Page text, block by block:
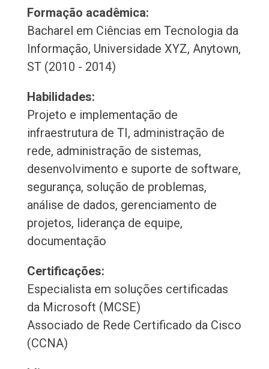
Formação acadêmica:
Bacharel em Ciências em Tecnologia da
Informação, Universidade XYZ, Anytown,
ST (2010 - 2014)
Habilidades:
Projeto e implementação de
infraestrutura de TI, administração de
rede, administração de sistemas,
desenvolvimento e suporte de software,
segurança, solução de problemas,
análise de dados, gerenciamento de
projetos, liderança de equipe,
documentação
Certificações:
Especialista em soluções certificadas
da Microsoft (MCSE)
Associado de Rede Certificado da Cisco
(CCNA)